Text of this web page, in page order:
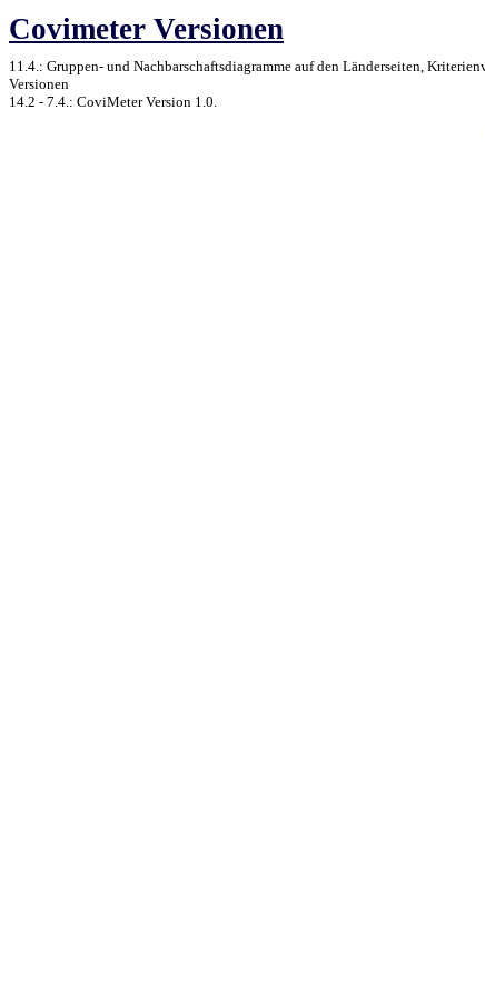
Covimeter Versionen
11.4.: Gruppen- und Nachbarschaftsdiagramme auf den Länderseiten,
Versionen
14.2 - 7.4.: CoviMeter Version 1.0.